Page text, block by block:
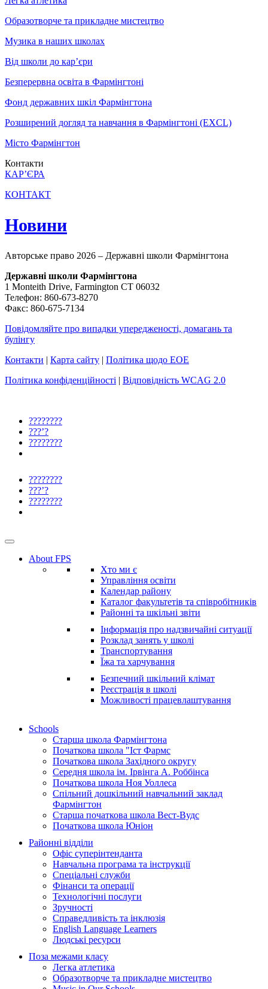
Образотворче та прикладне мистецтво
Музика в наших школах
Від школи до кар’єри
Безперервна освіта в Фармінгтоні
Фонд державних шкіл Фармінгтона
Розширений догляд та навчання в Фармінгтоні (EXCL)
Місто Фармінгтон
Контакти
КАР’ЄРА
КОНТАКТ
Новини
Авторське право 2026 – Державні школи Фармінгтона
Державні школи Фармінгтона
1 Monteith Drive, Farmington CT 06032
Телефон: 860-673-8270
Факс: 860-675-7134
Повідомляйте про випадки упередженості, домагань та
булінгу
Контакти | Карта сайту | Політика щодо EOE
Політика конфіденційності | Відповідність WCAG 2.0
????????
???’?
????????
????????
???’?
????????
About FPS
Хто ми є
Управління освіти
Календар району
Каталог факультетів та співробітників
Районні та шкільні звіти
Інформація про надзвичайні ситуації
Розклад занять у школі
Транспортування
Їжа та харчування
Безпечний шкільний клімат
Реєстрація в школі
Можливості працевлаштування
Schools
Старша школа Фармінгтона
Початкова школа "Іст Фармс
Початкова школа Західного округу
Середня школа ім. Ірвінга А. Роббінса
Початкова школа Ноя Уоллеса
Спільний дошкільний навчальний заклад
Фармінгтон
Старша початкова школа Вест-Вудс
Початкова школа Юніон
Районні відділи
Офіс суперінтенданта
Навчальна програма та інструкції
Спеціальні служби
Фінанси та операції
Технологічні послуги
Зручності
Справедливість та інклюзія
English Language Learners
Людські ресурси
Поза межами класу
Легка атлетика
Образотворче та прикладне мистецтво